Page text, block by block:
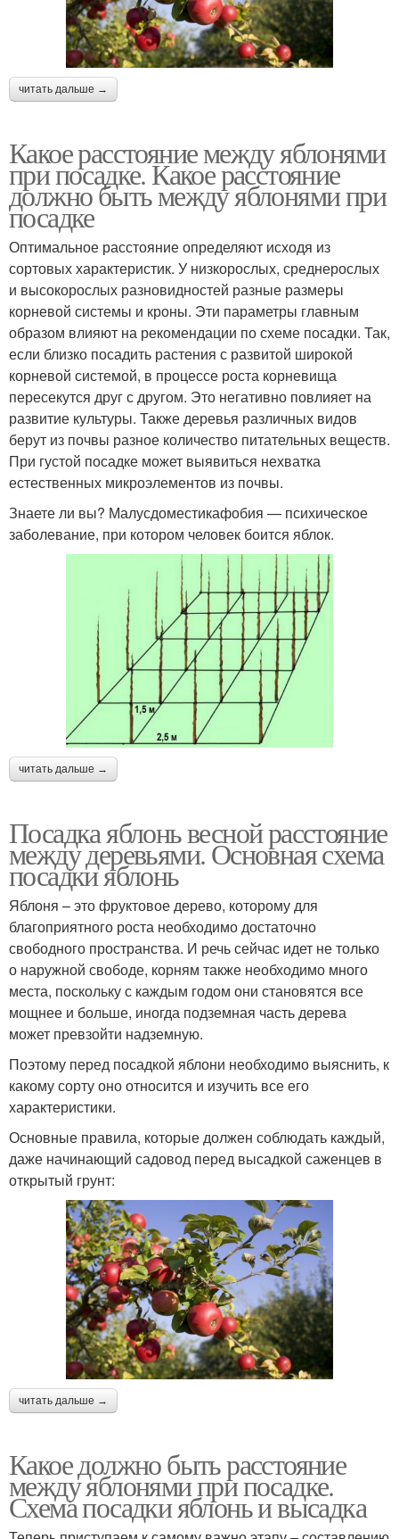
читать дальше →
Какое расстояние между яблонями
при посадке. Какое расстояние
должно быть между яблонями при
посадке
Оптимальное расстояние определяют исходя из
сортовых характеристик. У низкорослых, среднерослых
и высокорослых разновидностей разные размеры
корневой системы и кроны. Эти параметры главным
образом влияют на рекомендации по схеме посадки. Так,
если близко посадить растения с развитой широкой
корневой системой, в процессе роста корневища
пересекутся друг с другом. Это негативно повлияет на
развитие культуры. Также деревья различных видов
берут из почвы разное количество питательных веществ.
При густой посадке может выявиться нехватка
естественных микроэлементов из почвы.
Знаете ли вы? Малусдоместикафобия — психическое
заболевание, при котором человек боится яблок.
читать дальше →
Посадка яблонь весной расстояние
между деревьями. Основная схема
посадки яблонь
Яблоня – это фруктовое дерево, которому для
благоприятного роста необходимо достаточно
свободного пространства. И речь сейчас идет не только
о наружной свободе, корням также необходимо много
места, поскольку с каждым годом они становятся все
мощнее и больше, иногда подземная часть дерева
может превзойти надземную.
Поэтому перед посадкой яблони необходимо выяснить, к
какому сорту оно относится и изучить все его
характеристики.
Основные правила, которые должен соблюдать каждый,
даже начинающий садовод перед высадкой саженцев в
открытый грунт:
читать дальше →
Какое должно быть расстояние
между яблонями при посадке.
Схема посадки яблонь и высадка